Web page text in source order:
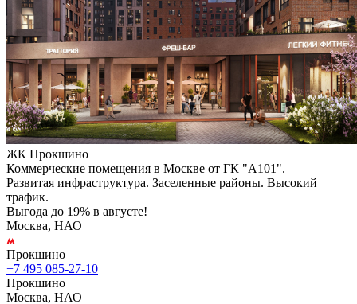
ЖК Прокшино
Коммерческие помещения в Москве от ГК "А101".
Развитая инфраструктура. Заселенные районы. Высокий
трафик.
Выгода до 19% в августе!
Москва, НАО
Прокшино
+7 495 085-27-10
Прокшино
Москва, НАО